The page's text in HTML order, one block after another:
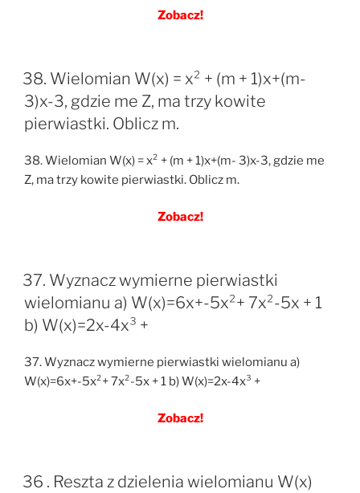
Zobacz!
38. Wielomian W(x) = x² + (m + 1)x+(m-
3)x-3, gdzie me Z, ma trzy kowite
pierwiastki. Oblicz m.
38. Wielomian W(x) = x² + (m + 1)x+(m- 3)x-3, gdzie me
Z, ma trzy kowite pierwiastki. Oblicz m.
Zobacz!
37. Wyznacz wymierne pierwiastki
wielomianu a) W(x)=6x+-5x²+ 7x²-5x + 1
b) W(x)=2x-4x³ +
37. Wyznacz wymierne pierwiastki wielomianu a)
W(x)=6x+-5x²+ 7x²-5x + 1 b) W(x)=2x-4x³ +
Zobacz!
36 . Reszta z dzielenia wielomianu W(x)